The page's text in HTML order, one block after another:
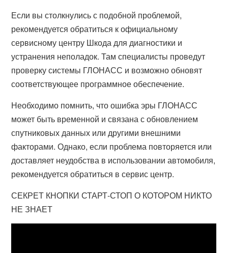
Если вы столкнулись с подобной проблемой,
рекомендуется обратиться к официальному
сервисному центру Шкода для диагностики и
устранения неполадок. Там специалисты проведут
проверку системы ГЛОНАСС и возможно обновят
соответствующее программное обеспечение.
Необходимо помнить, что ошибка эры ГЛОНАСС
может быть временной и связана с обновлением
спутниковых данных или другими внешними
факторами. Однако, если проблема повторяется или
доставляет неудобства в использовании автомобиля,
рекомендуется обратиться в сервис центр.
СЕКРЕТ КНОПКИ СТАРТ-СТОП О КОТОРОМ НИКТО
НЕ ЗНАЕТ